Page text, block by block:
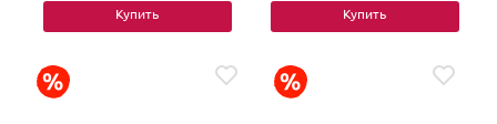
Купить Купить